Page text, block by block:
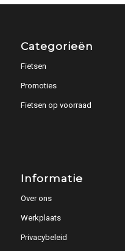
Categorieën
Fietsen
Promoties
Fietsen op voorraad
Informatie
Over ons
Werkplaats
Privacybeleid